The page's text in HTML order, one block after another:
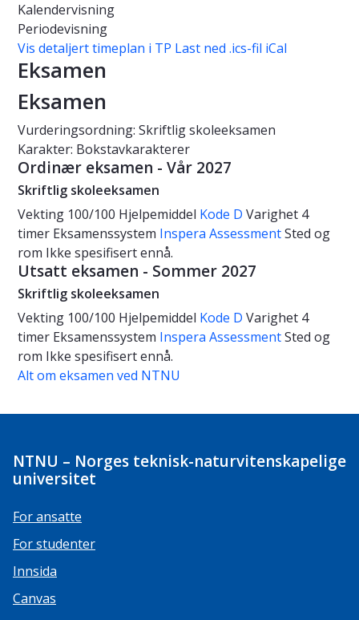
Kalendervisning
Periodevisning
Vis detaljert timeplan i TP Last ned .ics-fil iCal
Eksamen
Eksamen
Vurderingsordning: Skriftlig skoleeksamen
Karakter: Bokstavkarakterer
Ordinær eksamen - Vår 2027
Skriftlig skoleeksamen
Vekting 100/100 Hjelpemiddel Kode D Varighet 4
timer Eksamenssystem Inspera AssessmentSted og
rom Ikke spesifisert ennå.
Utsatt eksamen - Sommer 2027
Skriftlig skoleeksamen
Vekting 100/100 Hjelpemiddel Kode D Varighet 4
timer Eksamenssystem Inspera AssessmentSted og
rom Ikke spesifisert ennå.
Alt om eksamen ved NTNU
NTNU – Norges teknisk-naturvitenskapelige
universitet
For ansatte
For studenter
Innsida
Canvas